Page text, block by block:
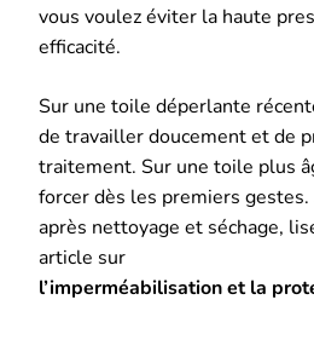
vous voulez éviter la haute
efficacité.
Sur une toile déperlante
de travailler doucement et de
traitement. Sur une toile plus
forcer dès les premiers gestes.
après nettoyage et séchage,
article sur
l’imperméabilisation et la